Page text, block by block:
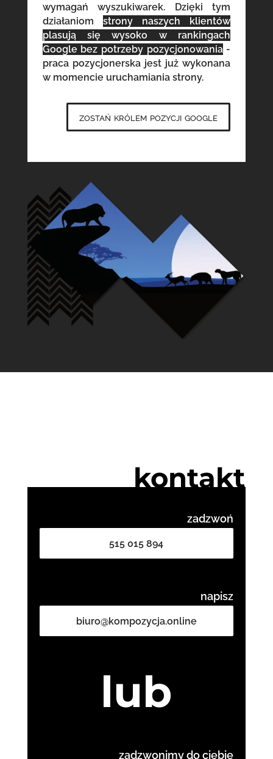
wymagań wyszukiwarek. Dzięki tym
działaniom strony naszych klientów
plasują się wysoko w rankingach
Google bez potrzeby pozycjonowania-
praca pozycjonerska jest już wykonana
w momencie uruchamiania strony.
zostań królem pozycji google
kontakt
zadzwoń
515 015 894
napisz
biuro@kompozycja.online
lub
zadzwonimy do ciebie